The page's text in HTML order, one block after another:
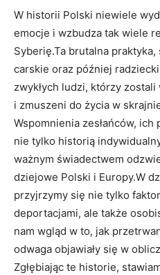
W historii Polski niewiele
emocje i wzbudza tak wiele
Syberię.Ta brutalna praktyka,
carskie oraz później
zwykłych ludzi, którzy
i zmuszeni do życia w
Wspomnienia zesłańców,
nie tylko historią
ważnym świadectwem
dziejowe Polski i Europy.W
przyjrzymy się nie tylko
deportacjami, ale także
nam wgląd w to, jak
odwaga objawiały się w
Zgłębiając te historie,